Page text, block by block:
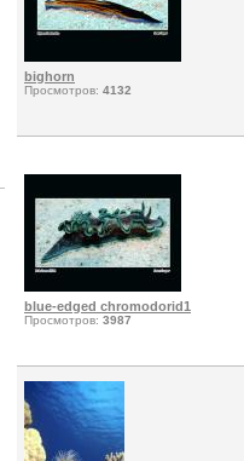
bighorn
Просмотров: 4132
blue-edged chromodorid1
Просмотров: 3987